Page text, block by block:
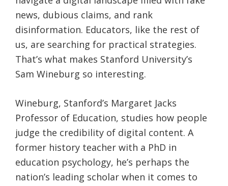
news, dubious claims, and rank
disinformation. Educators, like the rest of
us, are searching for practical strategies.
That’s what makes Stanford University’s
Sam Wineburg so interesting.
Wineburg, Stanford’s Margaret Jacks
Professor of Education, studies how people
judge the credibility of digital content. A
former history teacher with a PhD in
education psychology, he’s perhaps the
nation’s leading scholar when it comes to